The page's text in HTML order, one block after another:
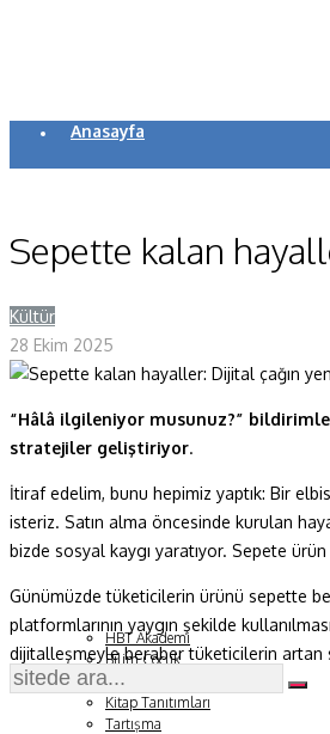
Anasayfa
Yaşam Bilimleri
Sağlık
Fizik ve Uzay
Gezegenimiz
Teknoyaşam
Fazlası
HBT Akademi
Bilim Çocuk
Soru ve Yanıt
Kitap Tanıtımları
Tartışma
Sepette kalan
Kültür
28 Ekim 2025
“Hâlâ ilgileniyor musunuz?”
stratejiler geliştiriyor.
İtiraf edelim, bunu hepimiz yaptık: Bir
isteriz. Satın alma öncesinde kurulan
bizde sosyal kaygı yaratıyor. Sepete
Günümüzde tüketicilerin ürünü sepette
platformlarının yaygın şekilde
dijitalleşmeyle beraber tüketicilerin artan